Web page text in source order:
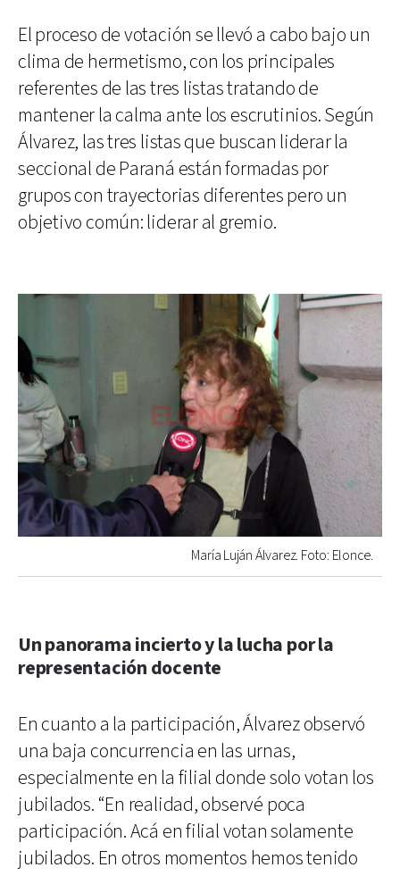
El proceso de votación se llevó a cabo bajo un
clima de hermetismo, con los principales
referentes de las tres listas tratando de
mantener la calma ante los escrutinios. Según
Álvarez, las tres listas que buscan liderar la
seccional de Paraná están formadas por
grupos con trayectorias diferentes pero un
objetivo común: liderar al gremio.
María Luján Álvarez. Foto: Elonce.
Un panorama incierto y la lucha por la
representación docente
En cuanto a la participación, Álvarez observó
una baja concurrencia en las urnas,
especialmente en la filial donde solo votan los
jubilados. “En realidad, observé poca
participación. Acá en filial votan solamente
jubilados. En otros momentos hemos tenido